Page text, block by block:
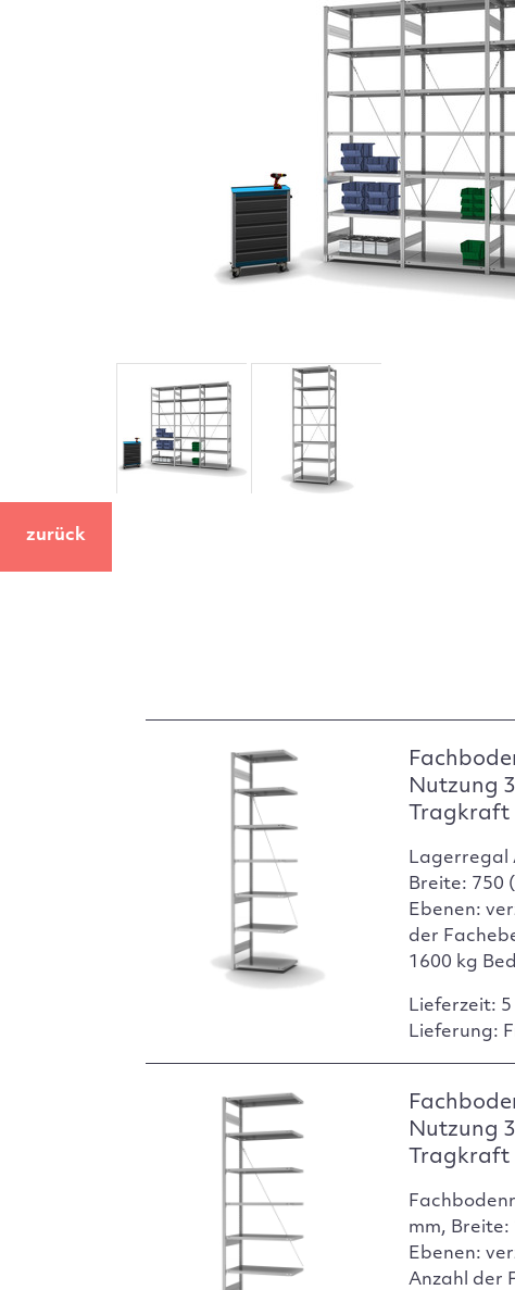
zurück
Nutzung
Tragkraft
Lagerregal
Breite: 750
Ebenen:
der
1600 kg
Lieferzeit:
Lieferung:
Nutzung
Tragkraft
mm, Breite:
Ebenen:
Anzahl der